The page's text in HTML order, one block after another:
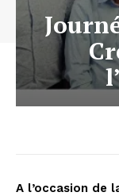
A l’occasion de